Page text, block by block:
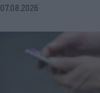
07.08.2026